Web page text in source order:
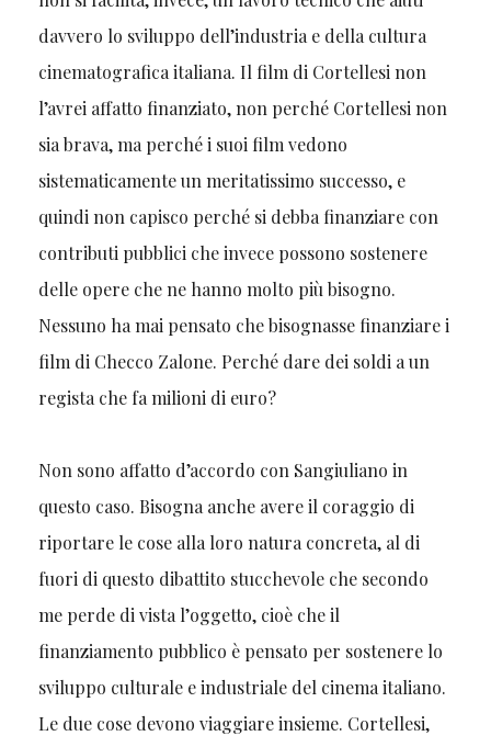
davvero lo sviluppo dell’industria e della cultura
cinematografica italiana. Il film di Cortellesi non
l’avrei affatto finanziato, non perché Cortellesi non
sia brava, ma perché i suoi film vedono
sistematicamente un meritatissimo successo, e
quindi non capisco perché si debba finanziare con
contributi pubblici che invece possono sostenere
delle opere che ne hanno molto più bisogno.
Nessuno ha mai pensato che bisognasse finanziare i
film di Checco Zalone. Perché dare dei soldi a un
regista che fa milioni di euro?
Non sono affatto d’accordo con Sangiuliano in
questo caso. Bisogna anche avere il coraggio di
riportare le cose alla loro natura concreta, al di
fuori di questo dibattito stucchevole che secondo
me perde di vista l’oggetto, cioè che il
finanziamento pubblico è pensato per sostenere lo
sviluppo culturale e industriale del cinema italiano.
Le due cose devono viaggiare insieme. Cortellesi,